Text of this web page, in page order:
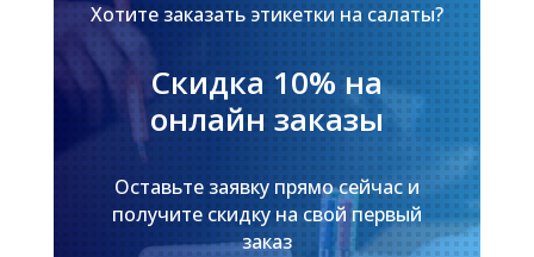
Хотите заказать этикетки на салаты?
Скидка 10% на
онлайн заказы
Оставьте заявку прямо сейчас и
получите скидку на свой первый
заказ